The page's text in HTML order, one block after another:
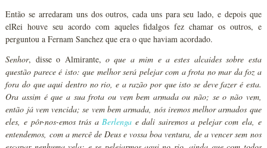
Então se arredaram uns dos outros, cada uns para seu lado, e depois que
elRei houve seu acordo com aqueles fidalgos fez chamar os outros, e
perguntou a Fernam Sanchez que era o que haviam acordado.
Senhor, disse o Almirante,o que a mim e a estes alcaides sobre esta
questão parece é isto: que melhor será pelejar com a frota no mar da foz a
fora do que aqui dentro no rio, e a razão por que isto se deve fazer é esta.
Ora assim é que a sua frota ou vem bem armada ou não; se o não vem,
então já vem vencida; se vem bem armada, nós iremos melhor armados que
eles, e pôr-nos-emos trás aBerlenga e dali sairemos a pelejar com ela, e
entendemos, com a mercê de Deus e vossa boa ventura, de a vencer sem nos